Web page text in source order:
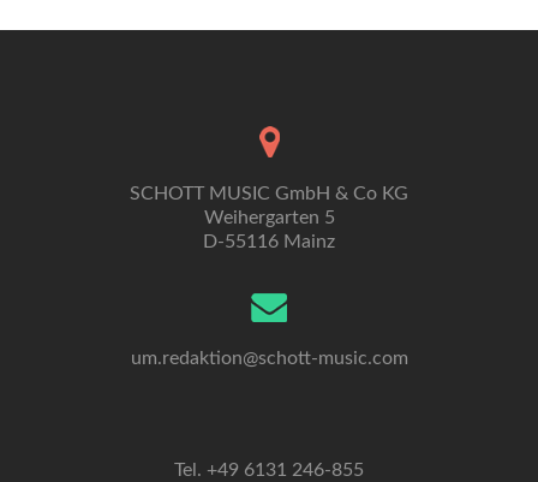
SCHOTT MUSIC GmbH & Co KG
Weihergarten 5
D-55116 Mainz
um.redaktion@schott-music.com
Tel. +49 6131 246-855